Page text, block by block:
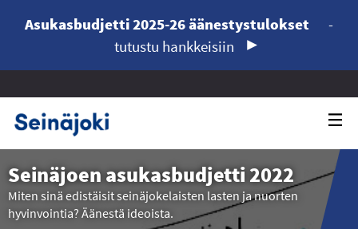
Asukasbudjetti 2025-26 äänestystulokset
-
tutustu hankkeisiin
Seinäjoen asukasbudjetti 2022
Miten sinä edistäisit seinäjokelaisten lasten ja nuorten
hyvinvointia? Äänestä ideoista.